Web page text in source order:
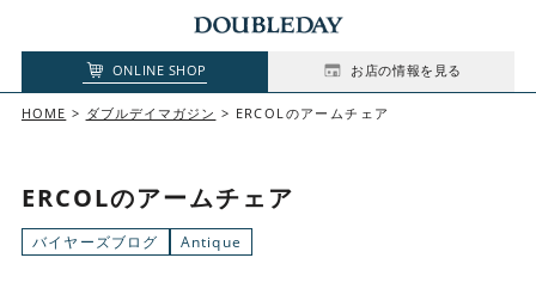
ONLINE SHOP お店の情報を見る
HOME ダブルデイマガジン ERCOLのアームチェア
ERCOLのアームチェア
バイヤーズブログ Antique